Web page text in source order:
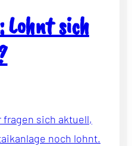
sich
sich aktuell,
noch lohnt.